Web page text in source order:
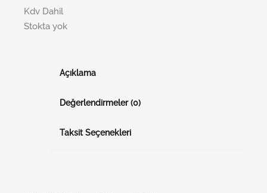
Kdv Dahil
Stokta yok
Açıklama
Değerlendirmeler (0)
Taksit Seçenekleri